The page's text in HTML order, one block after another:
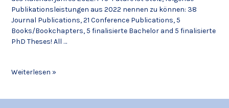
Publikationsleistungen aus 2022 nennen zu können: 38
Journal Publications, 21 Conference Publications, 5
Books/Bookchapters, 5 finalisierte Bachelor and 5 finalisierte
PhD Theses! All …
Weiterlesen »